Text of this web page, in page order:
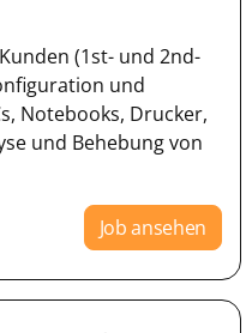
(1st- und 2nd-
und
Notebooks, Drucker,
und Behebung von
Job ansehen